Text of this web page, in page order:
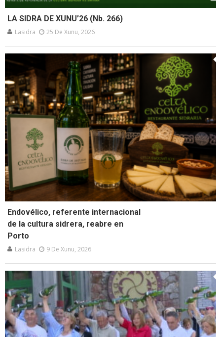
LA SIDRA DE XUNU’26 (Nb. 266)
Lasidra 25 De Xunu, 2026
Endovélico, referente internacional
de la cultura sidrera, reabre en
Porto
Lasidra 9 De Xunu, 2026